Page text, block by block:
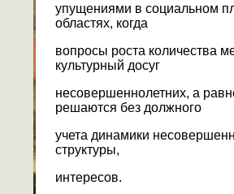
упущениями в социальном
областях, когда
вопросы роста количества
культурный досуг
несовершеннолетних, а
решаются без должного
учета динамики
структуры,
интересов.